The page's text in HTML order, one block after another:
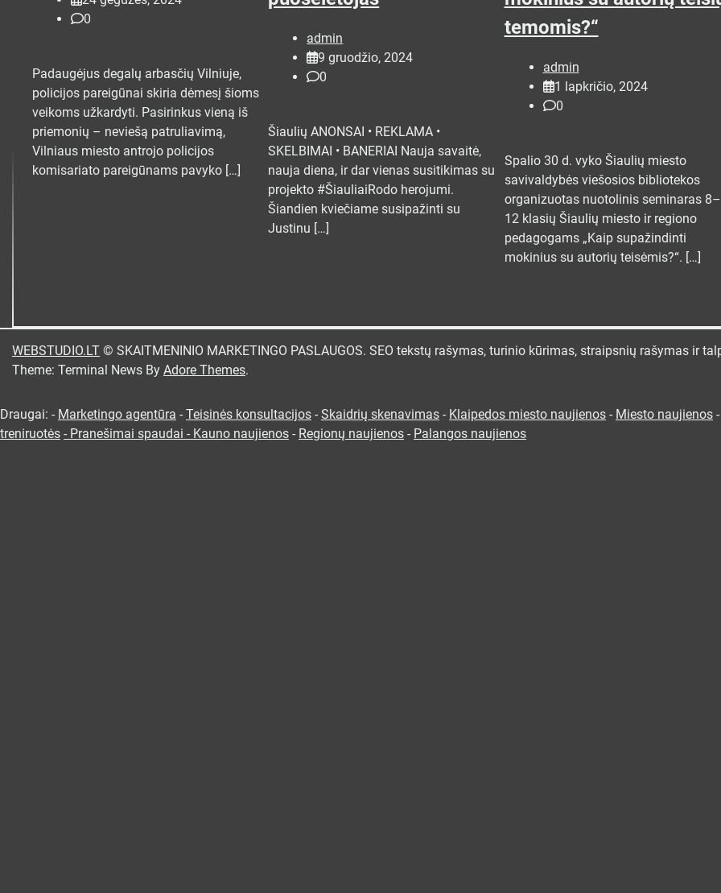
0
Padaugėjus degalų arbasčių Vilniuje,
policijos pareigūnai skiria dėmesį šioms
veikoms užkardyti. Pasirinkus vieną iš
priemonių – neviešą patruliavimą,
Vilniaus miesto antrojo policijos
komisariato pareigūnams pavyko […]
admin
9 gruodžio, 2024
0
Šiaulių ANONSAI • REKLAMA •
SKELBIMAI • BANERIAI Nauja savaitė,
nauja diena, ir dar vienas susitikimas su
projekto #ŠiauliaiRodo herojumi.
Šiandien kviečiame susipažinti su
Justinu […]
temomis?“
admin
1 lapkričio, 2024
0
Spalio 30 d. vyko Šiaulių miesto
savivaldybės viešosios bibliotekos
organizuotas nuotolinis seminaras 8–
12 klasių Šiaulių miesto ir regiono
pedagogams „Kaip supažindinti
mokinius su autorių teisėmis?“. […]
WEBSTUDIO.LT © SKAITMENINIO MARKETINGO PASLAUGOS. SEO tekstų rašymas, turinio kūrimas, straipsnių rašymas ir
Theme: Terminal News By Adore Themes.
Draugai: - Marketingo agentūra - Teisinės konsultacijos - Skaidrių skenavimas - Klaipedos miesto naujienos - Miesto naujienos
treniruotės - Pranešimai spaudai - Kauno naujienos - Regionų naujienos - Palangos naujienos